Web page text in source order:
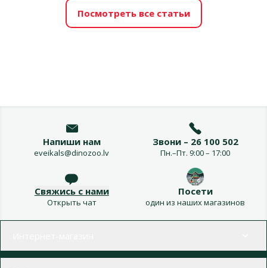
Посмотреть все статьи
Напиши нам
eveikals@dinozoo.lv
Звони – 26 100 502
Пн.–Пт. 9:00 – 17:00
Свяжись с нами
Открыть чат
Посети
один из наших магазинов